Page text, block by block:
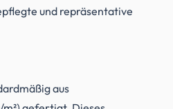
und repräsentative
aus